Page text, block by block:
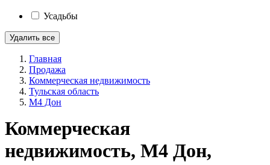
Усадьбы
Удалить все
Главная
Продажа
Коммерческая недвижимость
Тульская область
М4 Дон
Коммерческая
недвижимость, М4 Дон,